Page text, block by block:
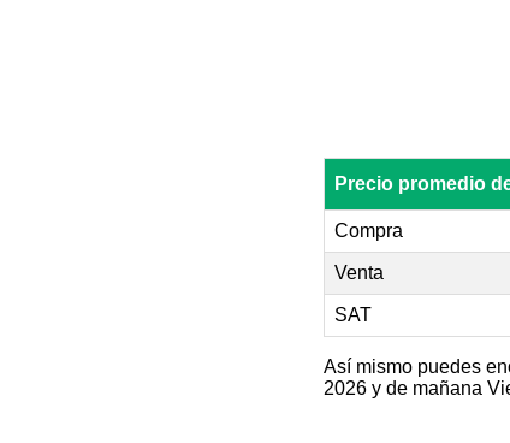
Precio promedio
Compra
Venta
SAT
Así mismo puedes
2026 y de mañana